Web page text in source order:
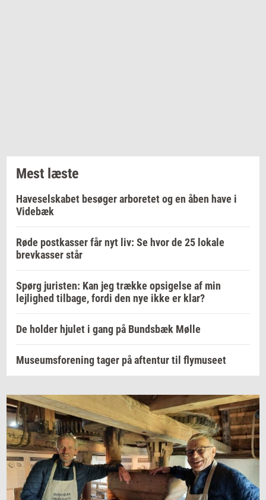
Mest læste
Haveselskabet besøger arboretet og en åben have i
Videbæk
Røde postkasser får nyt liv: Se hvor de 25 lokale
brevkasser står
Spørg juristen: Kan jeg trække opsigelse af min
lejlighed tilbage, fordi den nye ikke er klar?
De holder hjulet i gang på Bundsbæk Mølle
Museumsforening tager på aftentur til flymuseet